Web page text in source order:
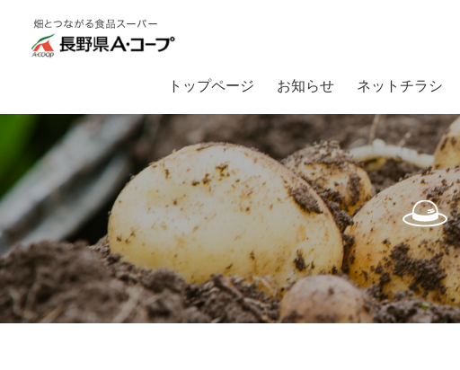
トップページ お知らせ ネットチラシ
畑とつながるA・コープ 【入荷情報】夏の野菜が毎日沢山入荷中！！